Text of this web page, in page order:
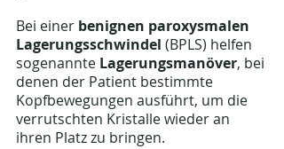
Bei einer benignen paroxysmalen
Lagerungsschwindel (BPLS) helfen
sogenannte Lagerungsmanöver, bei
denen der Patient bestimmte
Kopfbewegungen ausführt, um die
verrutschten Kristalle wieder an
ihren Platz zu bringen.